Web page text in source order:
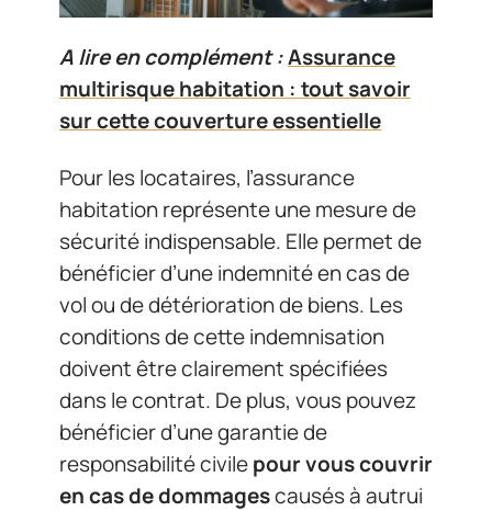
A lire en complément :Assurance
multirisque habitation : tout savoir
sur cette couverture essentielle
Pour les locataires, l’assurance
habitation représente une mesure de
sécurité indispensable. Elle permet de
bénéficier d’une indemnité en cas de
vol ou de détérioration de biens. Les
conditions de cette indemnisation
doivent être clairement spécifiées
dans le contrat. De plus, vous pouvez
bénéficier d’une garantie de
responsabilité civilepour vous couvrir
en cas de dommagescausés à autrui